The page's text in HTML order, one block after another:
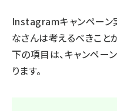
Instagramキャンペーン
なさんは考えるべきこと
下の項目は、キャンペー
ります。